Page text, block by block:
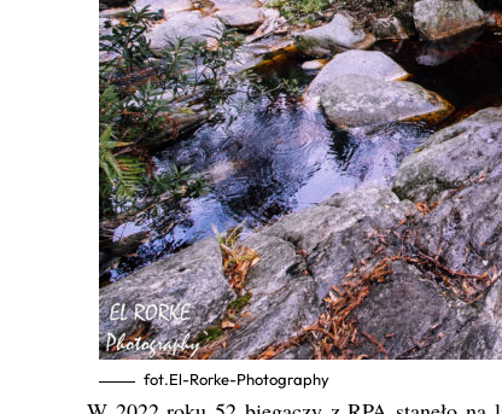
fot.El-Rorke-Photography